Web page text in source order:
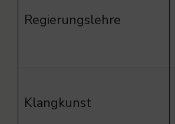
Regierungslehre
Klangkunst